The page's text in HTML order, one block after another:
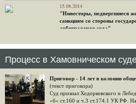
15.08.2014
"Инвесторы, подвергшиеся
санкциям со стороны
арбитражного суда"
Швейцарская газета "Neue
судебном решении.
14.08.2014
Не исключил
Владимир Путин допускает, что Россия может
88 комментариев
Процесс в Хамовническом
Приговор - 14 лет в колонии
(текст приговора)
Суд признал Ходорковского и
«б» ст.160 и ч.3 ст.174.1 УК РФ.